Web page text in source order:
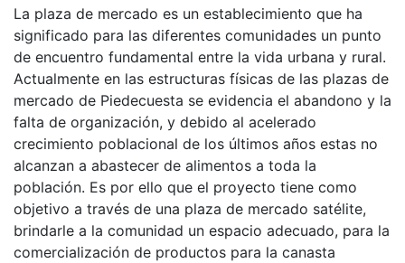
La plaza de mercado es un establecimiento que ha
significado para las diferentes comunidades un punto
de encuentro fundamental entre la vida urbana y rural.
Actualmente en las estructuras físicas de las plazas de
mercado de Piedecuesta se evidencia el abandono y la
falta de organización, y debido al acelerado
crecimiento poblacional de los últimos años estas no
alcanzan a abastecer de alimentos a toda la
población. Es por ello que el proyecto tiene como
objetivo a través de una plaza de mercado satélite,
brindarle a la comunidad un espacio adecuado, para la
comercialización de productos para la canasta